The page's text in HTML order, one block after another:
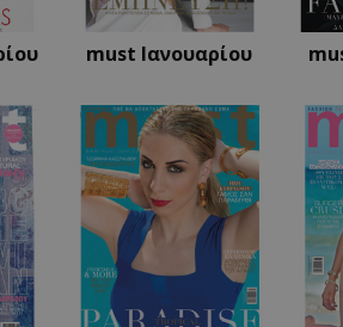
must Ιανουαρίου
www.must.com.cy
Cloudflare Inc.
.twitter.com
29 λεπτά 59
δευτερόλεπτα
Cloudflare Inc.
.pexels.com
29 λεπτά 58
Google Privacy